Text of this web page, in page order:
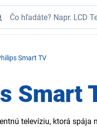
Smart TV
Smart
televíziu, ktorá spája